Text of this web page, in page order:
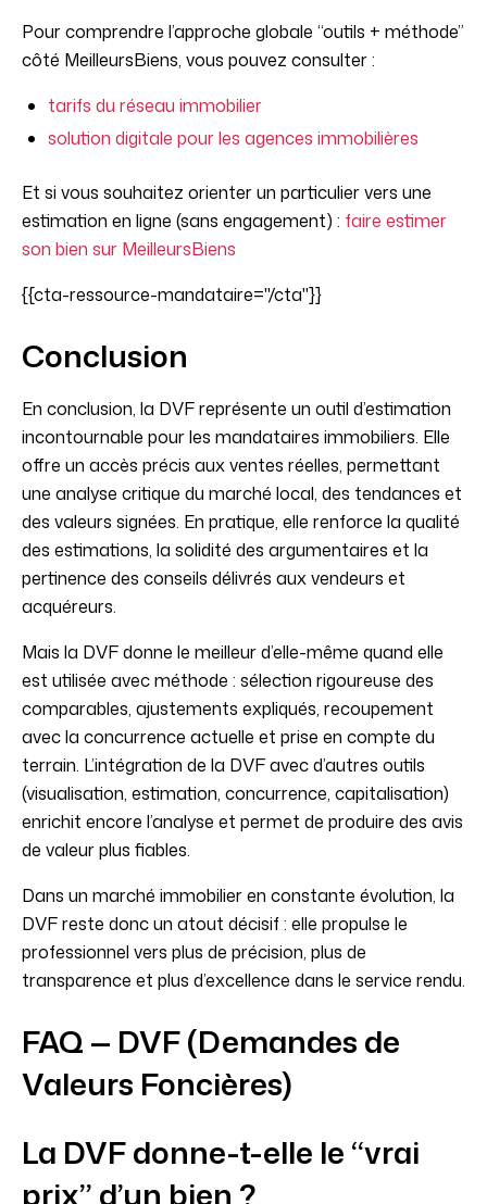
Pour comprendre l’approche globale “outils + méthode”
côté MeilleursBiens, vous pouvez consulter :
tarifs du réseau immobilier
solution digitale pour les agences immobilières
Et si vous souhaitez orienter un particulier vers une
estimation en ligne (sans engagement) : faire estimer
son bien sur MeilleursBiens
{{cta-ressource-mandataire="/cta"}}
Conclusion
En conclusion, la DVF représente un outil d’estimation
incontournable pour les mandataires immobiliers. Elle
offre un accès précis aux ventes réelles, permettant
une analyse critique du marché local, des tendances et
des valeurs signées. En pratique, elle renforce la qualité
des estimations, la solidité des argumentaires et la
pertinence des conseils délivrés aux vendeurs et
acquéreurs.
Mais la DVF donne le meilleur d’elle-même quand elle
est utilisée avec méthode : sélection rigoureuse des
comparables, ajustements expliqués, recoupement
avec la concurrence actuelle et prise en compte du
terrain. L’intégration de la DVF avec d’autres outils
(visualisation, estimation, concurrence, capitalisation)
enrichit encore l’analyse et permet de produire des avis
de valeur plus fiables.
Dans un marché immobilier en constante évolution, la
DVF reste donc un atout décisif : elle propulse le
professionnel vers plus de précision, plus de
transparence et plus d’excellence dans le service rendu.
FAQ — DVF (Demandes de
Valeurs Foncières)
La DVF donne-t-elle le “vrai
prix” d’un bien ?